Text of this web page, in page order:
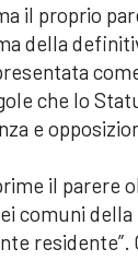
il proprio
della
che lo
e
il parere
comuni della
residente”.